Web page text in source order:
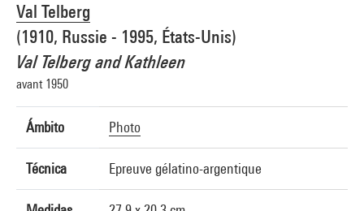
Val Telberg
(1910, Russie - 1995, États-Unis)
Val Telberg and Kathleen
avant 1950
Ámbito Photo
Técnica Epreuve gélatino-argentique
Créditos fotográficos : Centre Pompidou, MNAM-CCI/Hélène Mauri/Dist.
GrandPalaisRmn
Referencia de la imagen : 4Y07398
Difusión de la imagen :GrandPalaisRmnPhoto